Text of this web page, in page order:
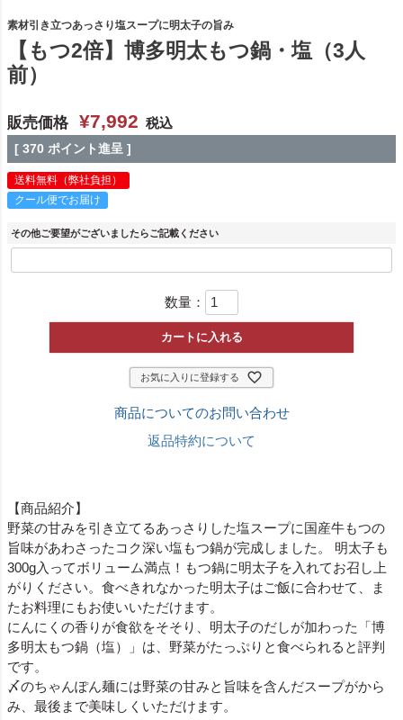
素材引き立つあっさり塩スープに明太子の旨み
【もつ2倍】博多明太もつ鍋・塩（3人
前）
販売価格 ¥7,992 税込
[ 370 ポイント進呈 ]
送料無料（弊社負担）
クール便でお届け
その他ご要望がございましたらご記載ください
数量：
カートに入れる
お気に入りに登録する
商品についてのお問い合わせ
返品特約について
【商品紹介】
野菜の甘みを引き立てるあっさりした塩スープに国産牛もつの
旨味があわさったコク深い塩もつ鍋が完成しました。 明太子も
300g入ってボリューム満点！もつ鍋に明太子を入れてお召し上
がりください。食べきれなかった明太子はご飯に合わせて、ま
たお料理にもお使いいただけます。
にんにくの香りが食欲をそそり、明太子のだしが加わった「博
多明太もつ鍋（塩）」は、野菜がたっぷりと食べられると評判
です。
〆のちゃんぽん麺には野菜の甘みと旨味を含んだスープがから
み、最後まで美味しくいただけます。